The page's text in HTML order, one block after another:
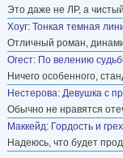
Это даже не ЛР, а
Хоуг: Тонкая темная
Отличный роман,
Огест: По велению
Ничего особенного,
Нестерова: Девушка с
Обычно не нравятся
Маккейд: Гордость и грех
Надеюсь, что будет